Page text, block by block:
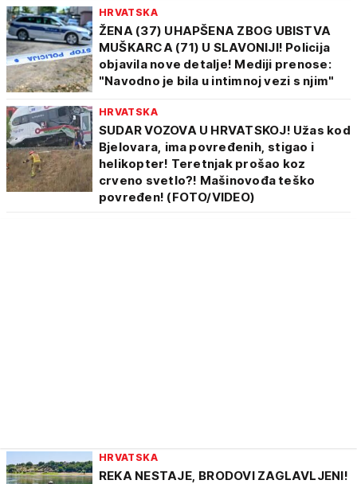
HRVATSKA
ŽENA (37) UHAPŠENA ZBOG UBISTVA
MUŠKARCA (71) U SLAVONIJI! Policija
objavila nove detalje! Mediji prenose:
"Navodno je bila u intimnoj vezi s njim"
HRVATSKA
SUDAR VOZOVA U HRVATSKOJ! Užas kod
Bjelovara, ima povređenih, stigao i
helikopter! Teretnjak prošao koz
crveno svetlo?! Mašinovođa teško
povređen! (FOTO/VIDEO)
HRVATSKA
REKA NESTAJE, BRODOVI ZAGLAVLJENI!